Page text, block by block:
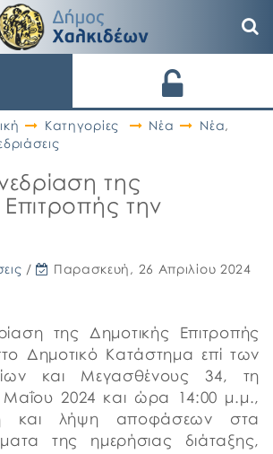
Κατηγορίες Νέα Νέα,
της
την
/ Παρασκευή, 26 Απριλίου 2024
της Δημοτικής Επιτροπής
Δημοτικό Κατάστημα επί των
και Μεγασθένους 34, τη
Μαΐου 2024 και ώρα 14:00 μ.μ.,
και λήψη αποφάσεων στα
της ημερήσιας διάταξης,